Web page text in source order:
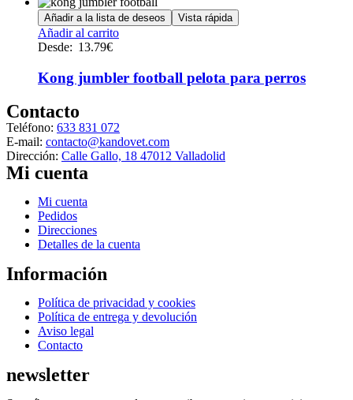
Añadir a la lista de deseos Vista rápida
Añadir al carritoEste
múltiples
variantes.
se
pueden
elegir
Desde: 13.79€
Kong jumbler football pelota para perros
Contacto
Teléfono: 633 831 072
E-mail: contacto@kandovet.com
Dirección: Calle Gallo, 18 47012 Valladolid
Mi cuenta
Menú
Mi cuenta
Pedidos
Direcciones
Detalles de la cuenta
Información
Menú
Política de privacidad y cookies
Política de entrega y devolución
Aviso legal
Contacto
newsletter